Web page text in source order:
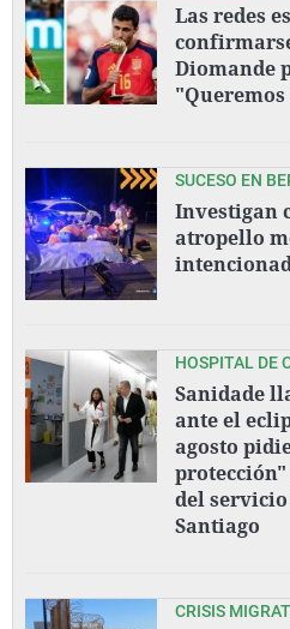
Las redes
Diomande
SUCESO EN
Investigan
atropello
HOSPITAL DE
Sanidade
ante el
agosto
protección"
del
Santiago
CRISIS